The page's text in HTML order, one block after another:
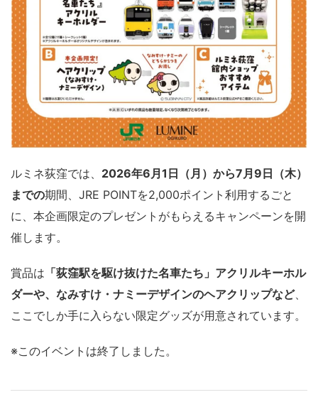
ルミネ荻窪では、 2026年6月1日（月）から7月9日（木）
までの期間、JRE POINTを2,000ポイント利用するごと
に、本企画限定のプレゼントがもらえるキャンペーンを開
催します。
賞品は 「荻窪駅を駆け抜けた名車たち」アクリルキーホル
ダーや、なみすけ・ナミーデザインのヘアクリップなど、
ここでしか手に入らない限定グッズが用意されています。
※このイベントは終了しました。